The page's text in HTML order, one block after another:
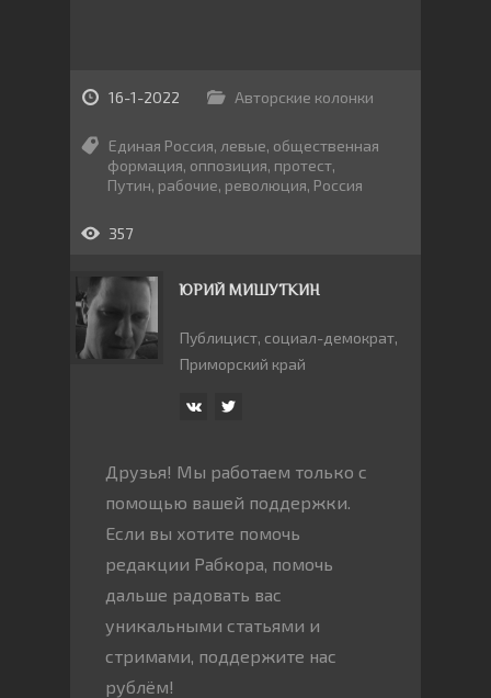
16-1-2022 Авторские колонки
Единая Россия, левые, общественная
формация, оппозиция, протест,
Путин, рабочие, революция, Россия
357
ЮРИЙ МИШУТКИН
Публицист, социал-демократ,
Приморский край
Друзья! Мы работаем только с
помощью вашей поддержки.
Если вы хотите помочь
редакции Рабкора, помочь
дальше радовать вас
уникальными статьями и
стримами, поддержите нас
рублём!